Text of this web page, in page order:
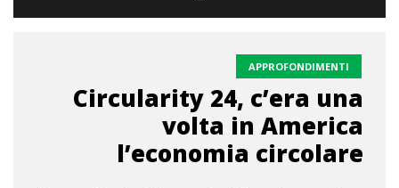
APPROFONDIMENTI
Circularity 24, c’era una
volta in America
l’economia circolare